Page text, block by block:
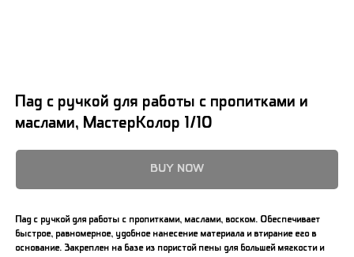
Пад с ручкой для работы с пропитками и
маслами, МастерКолор 1/10
BUY NOW
Пад с ручкой для работы с пропитками, маслами, воском. Обеспечивает
быстрое, равномерное, удобное нанесение материала и втирание его в
основание. Закреплен на базе из пористой пены для большей мягкости и